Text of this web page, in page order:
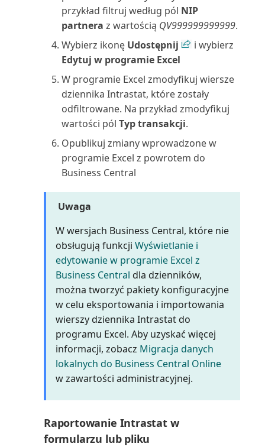
Termin ważności zapasu: ilość
(raport)
Transakcje międzyfirmowe
(raport)
Ubezpieczenie: analiza (raport)
Ubezpieczenie: całkowita
wartość ubezpieczona ...
Ubezpieczenie: lista (raport)
Ubezpieczenie: nieubezpieczone
Ubezpieczenie: szczegóły
pokrycia (raport)
Udziały kosztów
jednopoziomowe (raport)
Umowa serwisowa (raport)
Umowa serwisowa: Sprzedawca
(raport)
(raport)
przykład filtruj według pól NIP
partnera z wartością QV999999999999.
Wybierz ikonę Udostępnij
i wybierz
Edytuj w programie Excel
W programie Excel zmodyfikuj wiersze
dziennika Intrastat, które zostały
odfiltrowane. Na przykład zmodyfikuj
wartości pól Typ transakcji.
Opublikuj zmiany wprowadzone w
programie Excel z powrotem do
Business Central
Uwaga
W wersjach Business Central, które nie
obsługują funkcji Wyświetlanie i
edytowanie w programie Excel z
Business Central dla dzienników,
można tworzyć pakiety konfiguracyjne
w celu eksportowania i importowania
wierszy dziennika Intrastat do
programu Excel. Aby uzyskać więcej
informacji, zobacz Migracja danych
lokalnych do Business Central Online
w zawartości administracyjnej.
Raportowanie Intrastat w
formularzu lub pliku